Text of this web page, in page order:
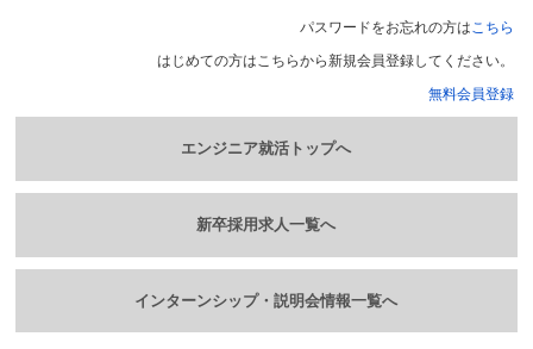
パスワードをお忘れの方はこちら
はじめての方はこちらから新規会員登録してください。
無料会員登録
エンジニア就活トップへ
新卒採用求人一覧へ
インターンシップ・説明会情報一覧へ